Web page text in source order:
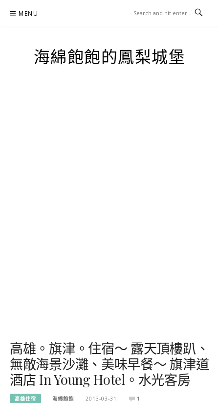
MENU
海綿飽飽的鳳梨城堡
高雄。旗津。住宿～ 露天頂樓趴、
無敵海景沙灘、美味早餐～ 旗津道
酒店 In Young Hotel。水光客房
高雄住宿 海綿飽飽 2013-03-31 1